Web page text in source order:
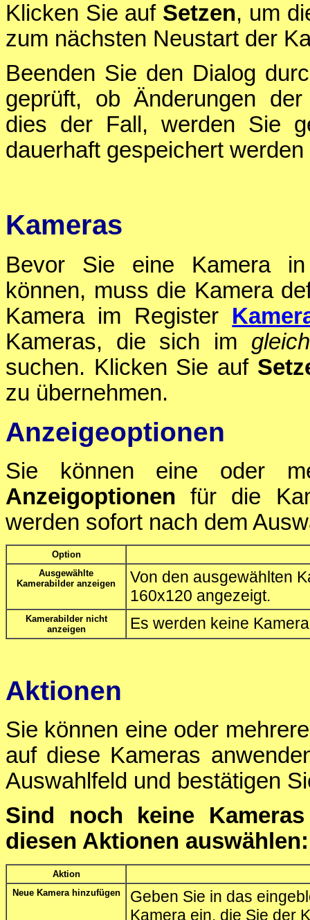
Klicken Sie auf Setzen, um
zum nächsten Neustart der
Beenden Sie den Dialog
geprüft, ob Änderungen
dies der Fall, werden Sie
dauerhaft gespeichert werden
Kameras
Bevor Sie eine Kamera in
können, muss die Kamera
Kamera im Register
Kameras, die sich im
suchen. Klicken Sie auf
zu übernehmen.
Anzeigeoptionen
Sie können eine oder
Anzeigoptionen für die
werden sofort nach dem
Option
Ausgewählte
Kamerabilder anzeigen
Von den ausgewählten
160x120 angezeigt.
Kamerabilder nicht
anzeigen
Es werden keine
Aktionen
Sie können eine oder
auf diese Kameras
Auswahlfeld und bestätigen
Sind noch keine
diesen Aktionen auswählen:
Aktion
Neue Kamera hinzufügen
Geben Sie in das
Kamera ein, die Sie der